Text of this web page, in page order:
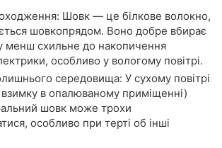
Шовк — це білкове волокно,
шовкопрядом. Воно добре вбирає
менш схильне до накопичення
особливо у вологому повітрі.
середовища: У сухому повітрі
в опалюваному приміщенні)
шовк може трохи
особливо при терті об інші